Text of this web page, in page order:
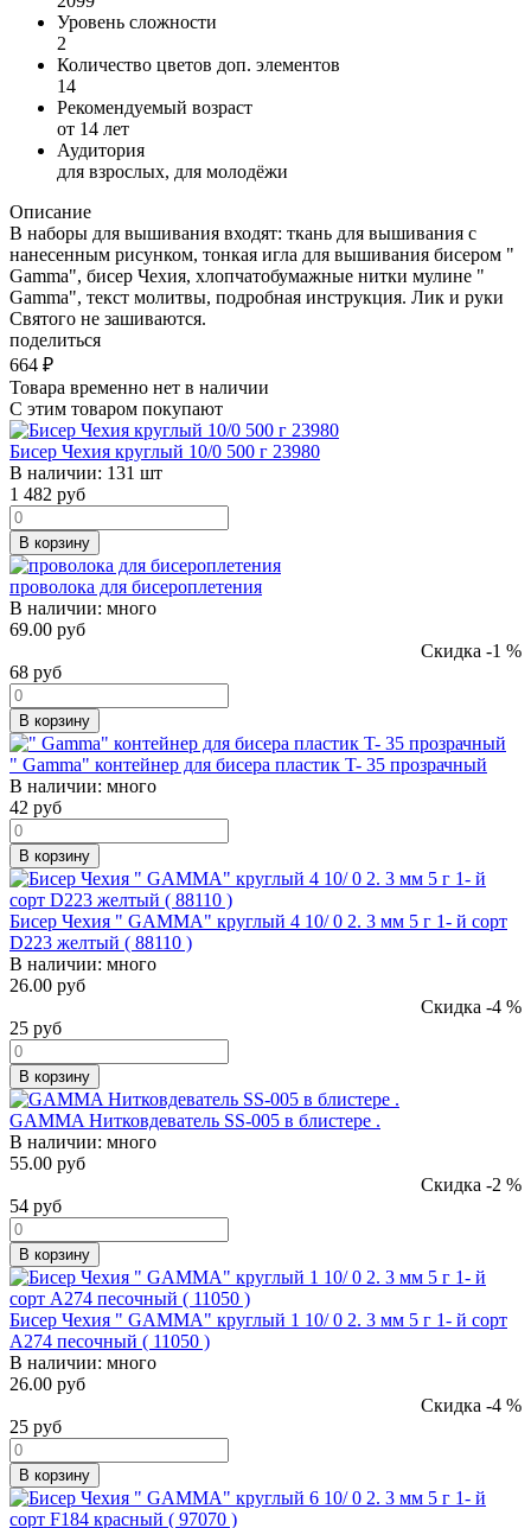
Уровень сложности
2
Количество цветов доп. элементов
14
Рекомендуемый возраст
от 14 лет
Аудитория
для взрослых, для молодёжи
Описание
В наборы для вышивания входят: ткань для вышивания с
нанесенным рисунком, тонкая игла для вышивания бисером "
Gamma", бисер Чехия, хлопчатобумажные нитки мулине "
Gamma", текст молитвы, подробная инструкция. Лик и руки
Святого не зашиваются.
поделиться
664 ₽
Товара временно нет в наличии
С этим товаром покупают
Бисер Чехия круглый 10/0 500 г 23980
В наличии: 131 шт
1 482 руб
В корзину
проволока для бисероплетения
В наличии: много
69.00 руб
Скидка -1 %
68 руб
В корзину
" Gamma" контейнер для бисера пластик T- 35 прозрачный
В наличии: много
42 руб
В корзину
Бисер Чехия " GAMMA" круглый 4 10/ 0 2. 3 мм 5 г 1- й сорт
D223 желтый ( 88110 )
В наличии: много
26.00 руб
Скидка -4 %
25 руб
В корзину
GAMMA Нитковдеватель SS-005 в блистере .
В наличии: много
55.00 руб
Скидка -2 %
54 руб
В корзину
Бисер Чехия " GAMMA" круглый 1 10/ 0 2. 3 мм 5 г 1- й сорт
A274 песочный ( 11050 )
В наличии: много
26.00 руб
Скидка -4 %
25 руб
В корзину